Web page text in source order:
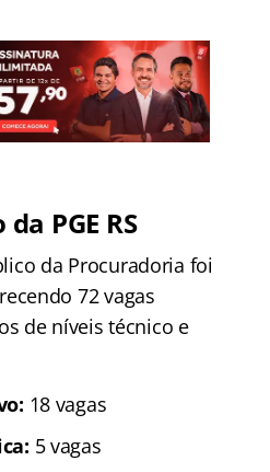
PGE RS
da Procuradoria foi
72 vagas
de níveis técnico e
18 vagas
5 vagas